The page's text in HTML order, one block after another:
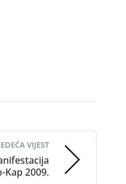
VIJEST
Kap 2009.